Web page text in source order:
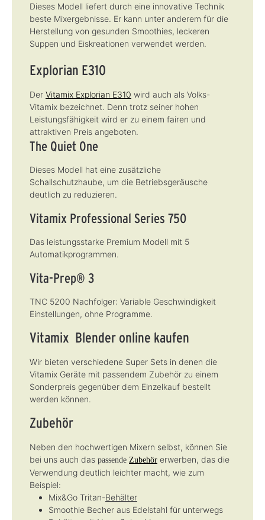
Dieses Modell liefert durch eine innovative Technik
beste Mixergebnisse. Er kann unter anderem für die
Herstellung von gesunden Smoothies, leckeren
Suppen und Eiskreationen verwendet werden.
Explorian E310
Der Vitamix Explorian E310 wird auch als Volks-
Vitamix bezeichnet. Denn trotz seiner hohen
Leistungsfähigkeit wird er zu einem fairen und
attraktiven Preis angeboten.
The Quiet One
Dieses Modell hat eine zusätzliche
Schallschutzhaube, um die Betriebsgeräusche
deutlich zu reduzieren.
Vitamix Professional Series 750
Das leistungsstarke Premium Modell mit 5
Automatikprogrammen.
Vita-Prep® 3
TNC 5200 Nachfolger: Variable Geschwindigkeit
Einstellungen, ohne Programme.
Vitamix Blender online kaufen
Wir bieten verschiedene Super Sets in denen die
Vitamix Geräte mit passendem Zubehör zu einem
Sonderpreis gegenüber dem Einzelkauf bestellt
werden können.
Zubehör
Neben den hochwertigen Mixern selbst, können Sie
bei uns auch das passende Zubehör erwerben, das die
Verwendung deutlich leichter macht, wie zum
Beispiel:
Mix&Go Tritan-Behälter
Smoothie Becher aus Edelstahl für unterwegs